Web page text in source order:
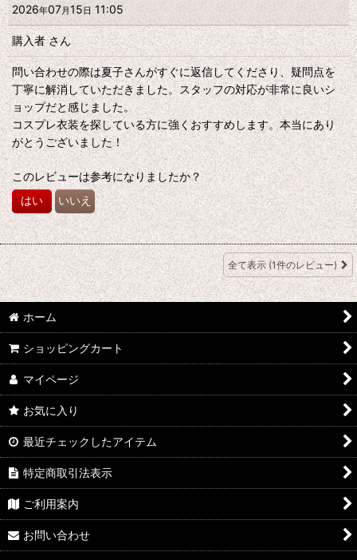
2026年07月15日11:05
購入者さん
問い合わせの際は夏子さんがすぐに返信してくださり、疑問点を
丁寧に解消していただきました。スタッフの対応が非常に良いシ
ョップだと感じました。
コスプレ衣装を探している方に強くおすすめします。本当にあり
がとうございました！
このレビューは参考になりましたか？
はい いいえ
全て表示 (1件のレビュー)
ホーム
ショッピングカート
マイページ
お気に入り
最近チェックしたアイテム
特定商取引法表示
ご利用案内
お問い合わせ